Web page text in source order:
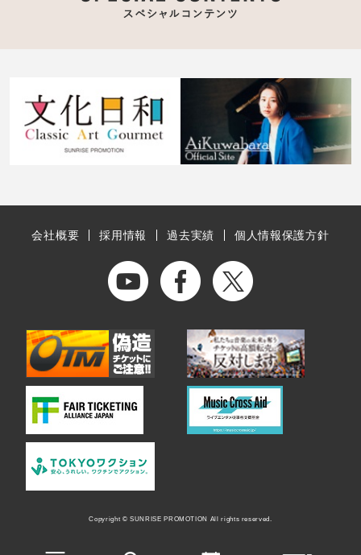
会社概要 採用情報 過去実績 個人情報保護方針
Copyright © SUNRISE PROMOTION All rights reserved.